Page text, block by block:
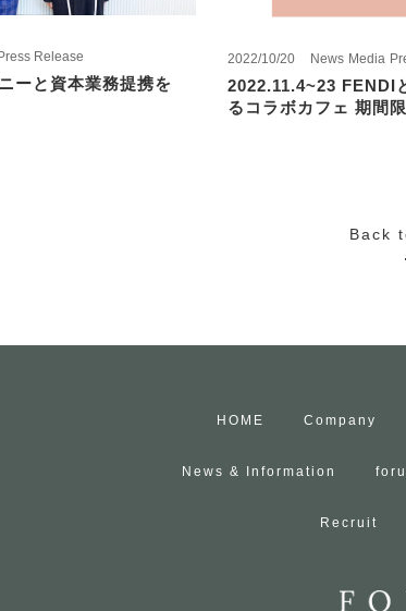
Release
ーと資本業務提携を
2022/10/20 News Media
2022.11.4~23 FENDI
るコラボカフェ 期間
Back
HOME Company
News & Information
Recruit